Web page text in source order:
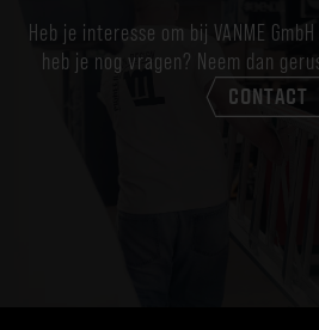
Heb je interesse om bij VANME
heb je nog vragen? Neem dan
CONTACT